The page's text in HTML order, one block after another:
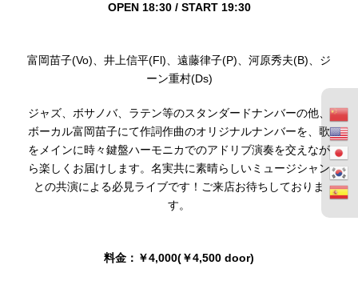
OPEN 18:30 / START 19:30
富岡苗子(Vo)、井上信平(Fl)、遠藤律子(P)、河原秀夫(B)、ジ
ーン重村(Ds)
ジャズ、ボサノバ、ラテン等のスタンダードナンバーの他、
ボーカル富岡苗子にて作詞作曲のオリジナルナンバーを、歌
をメインに時々鍵盤ハーモニカでのアドリブ演奏を交えなが
ら楽しくお届けします。名実共に素晴らしいミュージシャン
との共演による必見ライブです！ご来店お待ちしておりま
す。
料金：￥4,000(￥4,500 door)